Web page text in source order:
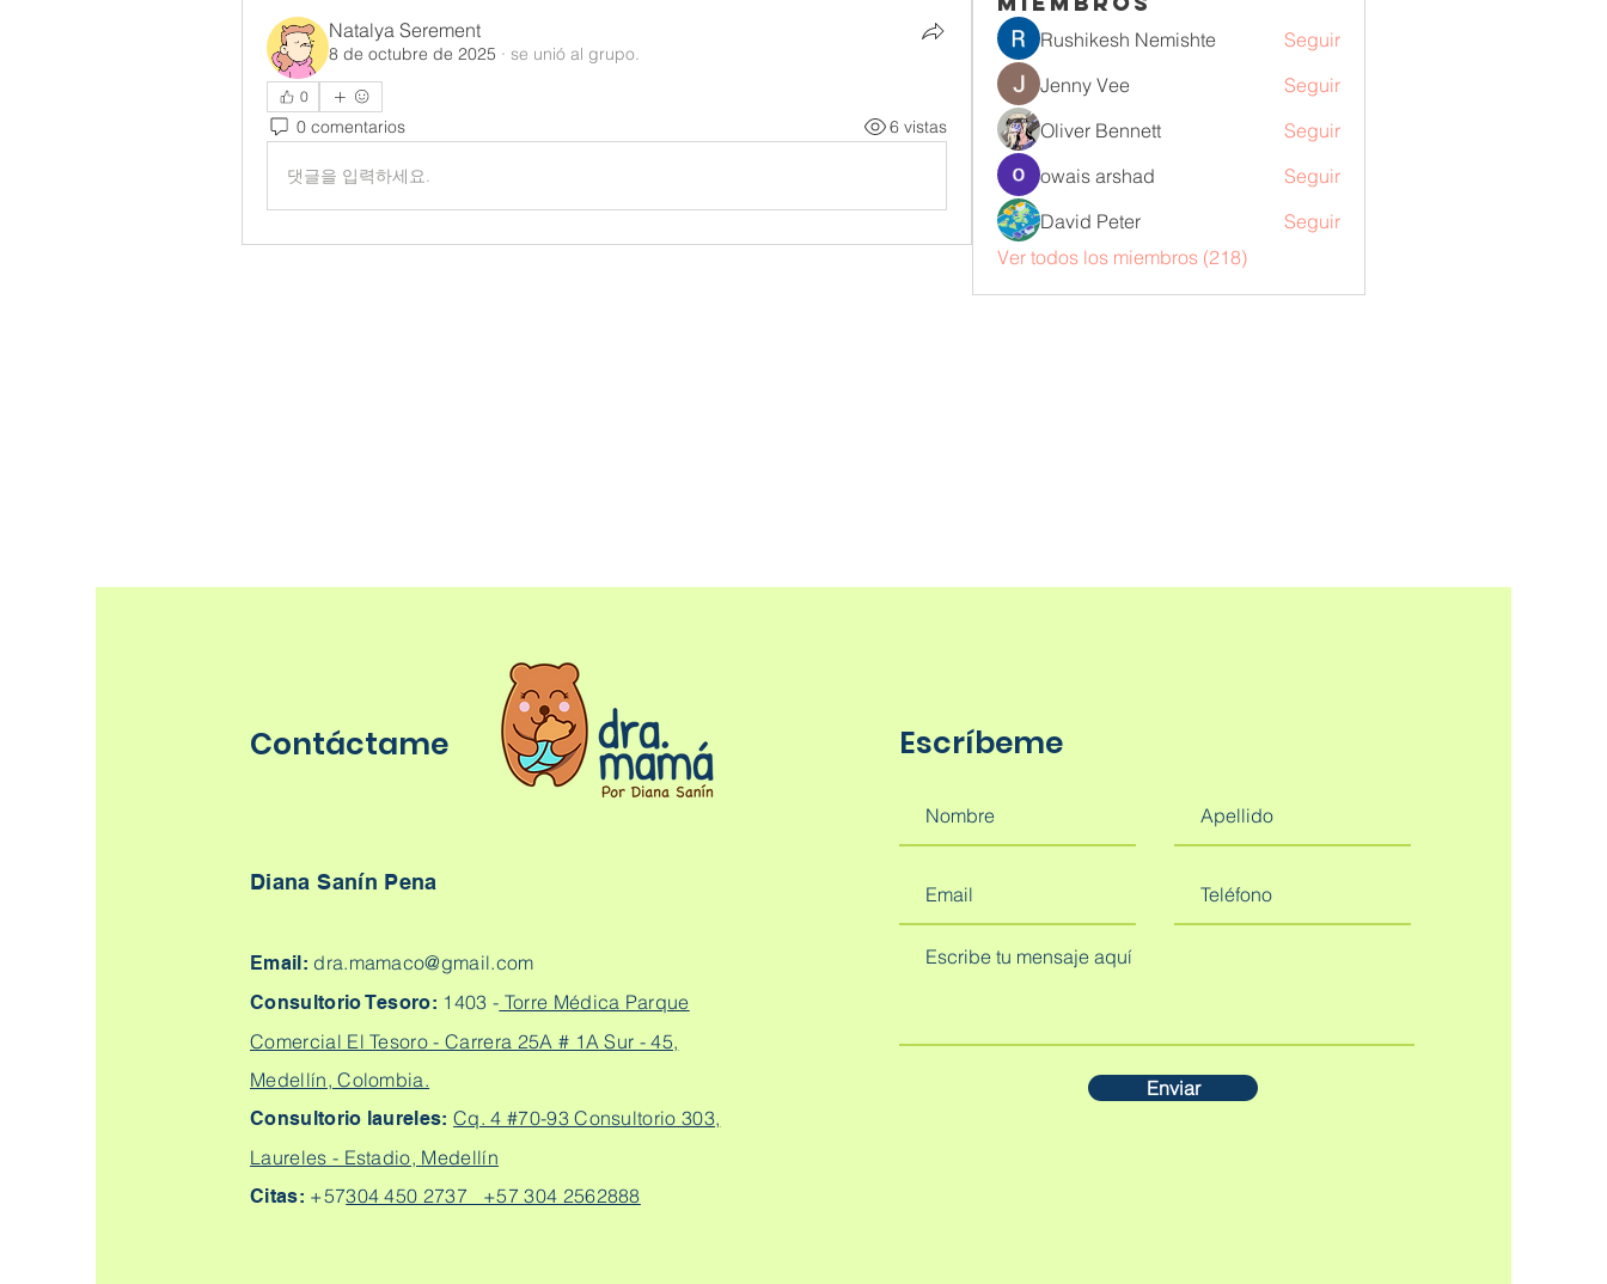
Natalya Serement
8 de octubre de 2025 · se unió al grupo.
0
0 comentarios 6 vistas
댓글을 입력하세요.
Rushikesh Nemishte
Seguir
Jenny Vee
Seguir
Oliver Bennett
Seguir
owais arshad
Seguir
David Peter
Seguir
Ver todos los miembros (218)
Contáctame
Diana Sanín Pena
Email: dra.mamaco@gmail.com
Consultorio Tesoro: 1403 - Torre Médica Parque
Comercial El Tesoro - Carrera 25A # 1A Sur - 45,
Medellín, Colombia.
Consultorio laureles:Cq. 4 #70-93 Consultorio 303,
Laureles - Estadio, Medellín
Citas: +57304 450 2737 +57 304 2562888
Escríbeme
Enviar